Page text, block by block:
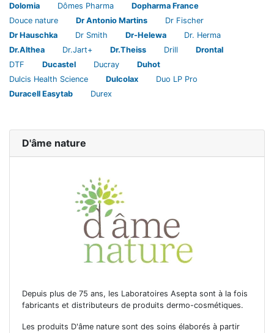
Dolomia
Dômes Pharma
Dopharma France
Douce nature
Dr Antonio Martins
Dr Fischer
Dr Hauschka
Dr Smith Dr-Helewa
Dr. Herma
Dr.Althea
Dr.Jart+ Dr.Theiss Drill
Drontal
DTF
Ducastel Ducray
Duhot
Dulcis Health Science
Dulcolax
Duo LP Pro
Duracell Easytab
Durex
D'âme nature
Depuis plus de 75 ans, les Laboratoires Asepta sont à la fois
fabricants et distributeurs de produits dermo-cosmétiques.
Les produits D'âme nature sont des soins élaborés à partir